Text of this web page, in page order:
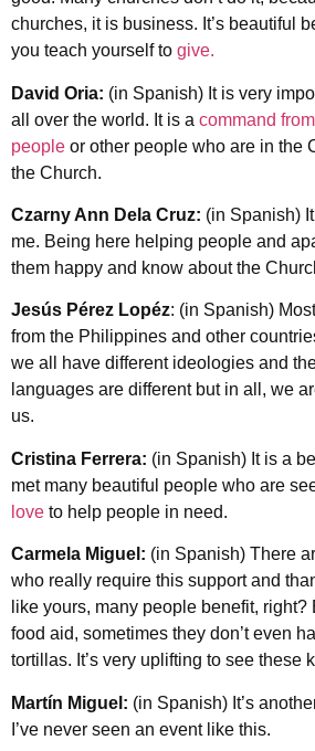
churches, it is business. It’s beautiful
you teach yourself to give.
David Oria: (in Spanish) It is very
all over the world. It is a command
people or other people who are in the
the Church.
Czarny Ann Dela Cruz: (in Spanish)
me. Being here helping people and
them happy and know about the
Jesús Pérez Lopéz: (in Spanish)
from the Philippines and other
we all have different ideologies and
languages are different but in all, we
us.
Cristina Ferrera: (in Spanish) It is a
met many beautiful people who are
love to help people in need.
Carmela Miguel: (in Spanish) There
who really require this support and
like yours, many people benefit,
food aid, sometimes they don’t even
tortillas. It’s very uplifting to see these
Martín Miguel: (in Spanish) It’s
I’ve never seen an event like this.